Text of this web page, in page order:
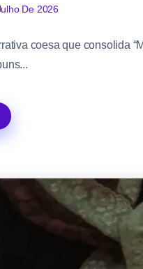
De 2026
coesa que consolida